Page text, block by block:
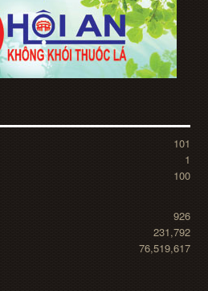
101
1
100
926
231,792
76,519,617